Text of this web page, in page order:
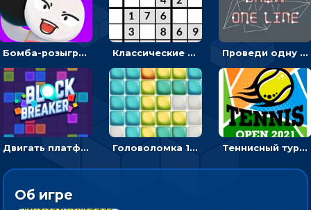
Бомба-розыгрыш: передавай и беги – 3D гиперказуалка Классические судоку: реши 30 уровней головоломки Проведи одну линию и повтори фигуру - головоломка
Двигать платформу и отбивать мячики или ловить бонусы Головоломка 10х10 Теннисный турнир: подавать или отбивать шарик ракеткой
Об игре